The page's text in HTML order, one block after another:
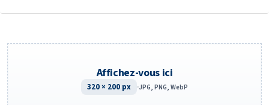
Affichez-vous ici
320 × 200 px ·JPG, PNG, WebP